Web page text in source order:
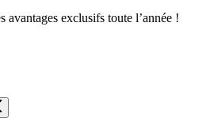
avantages exclusifs toute l’année !